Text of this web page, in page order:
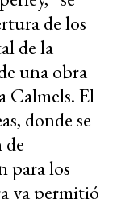
de los
de la
una obra
Calmels. El
donde se
de
para los
ya permitió